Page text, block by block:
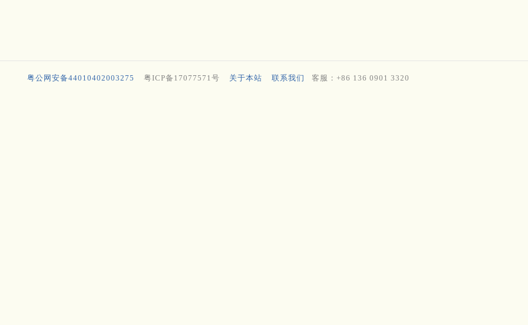
粤公网安备44010402003275 粤ICP备17077571号 关于本站 联系我们 客服：+86 136 0901 3320